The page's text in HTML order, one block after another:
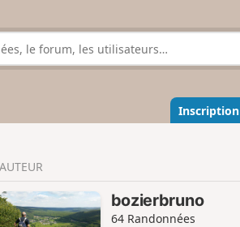
Inscription
AUTEUR
bozierbruno
64 Randonnées